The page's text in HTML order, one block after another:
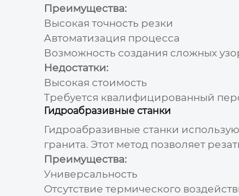
Преимущества:
Высокая точность резки
Автоматизация процесса
Возможность создания сложных
Недостатки:
Высокая стоимость
Требуется квалифицированный
Гидроабразивные станки
Гидроабразивные станки
гранита. Этот метод позволяет
Преимущества:
Универсальность
Отсутствие термического